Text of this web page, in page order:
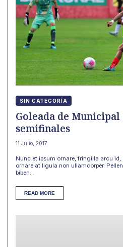
SIN CATEGORÍA
Goleada de
semifinales
11 Julio, 2017
Nunc et ipsum ornare, fringilla arcu id,
ornare at ligula non ullamcorper.
biben...
READ MORE